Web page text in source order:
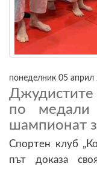
понеделник 05
по медали
шампионат
Спортен клуб
път доказа